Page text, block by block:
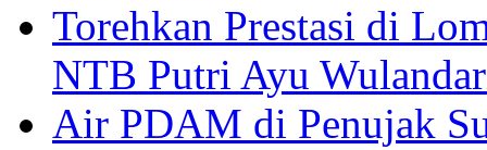
Pertanahan
Torehkan Prestasi di
NTB Putri Ayu